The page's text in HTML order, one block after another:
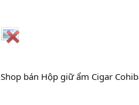
Shop bán Hộp giữ ẩm Cigar